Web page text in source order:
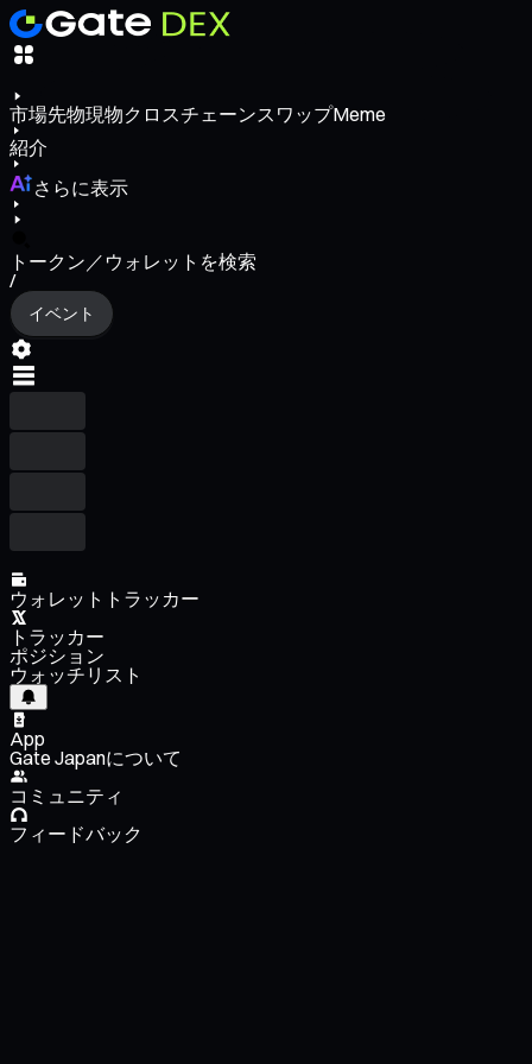
市場先物現物クロスチェーンスワップMeme
紹介
さらに表示
トークン／ウォレットを検索
/
イベント
ウォレットトラッカー
トラッカー
ポジション
ウォッチリスト
App
Gate Japanについて
コミュニティ
フィードバック